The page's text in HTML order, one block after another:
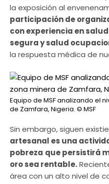
la exposición al
participación de
con experiencia en
segura y salud
la respuesta médica de
Equipo de MSF analizando el
de Zamfara, Nigeria. © MSF
Sin embargo, siguen
artesanal es una
pobreza que persistirá
oro sea rentable.
área con un alto nivel de